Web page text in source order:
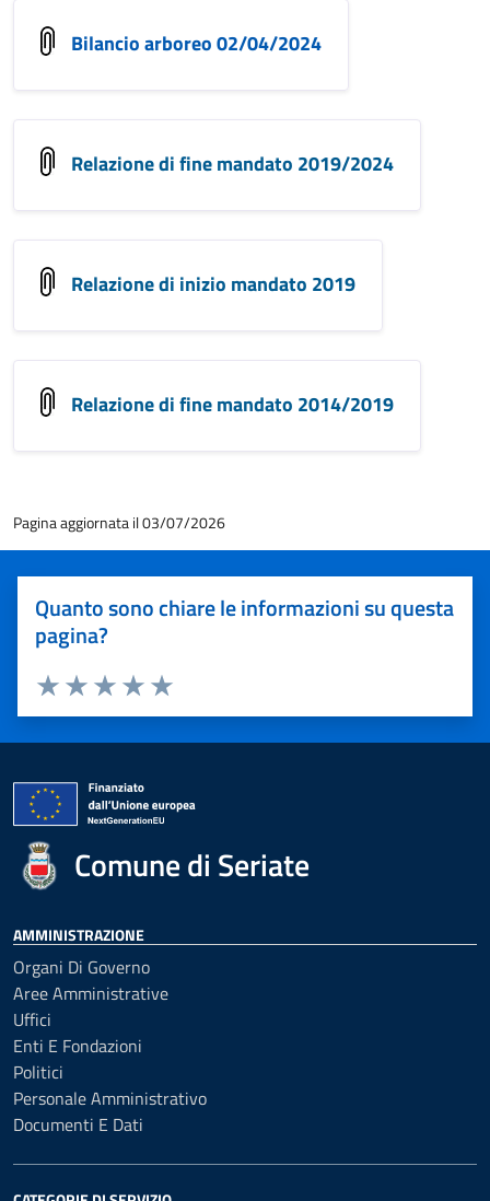
Bilancio arboreo 02/04/2024
Relazione di fine mandato 2019/2024
Relazione di inizio mandato 2019
Relazione di fine mandato 2014/2019
Pagina aggiornata il 03/07/2026
Quanto sono chiare le informazioni su questa
pagina?
Valuta 5 stelle su 5
Valuta 4 stelle su 5
Valuta 3 stelle su 5
Valuta 2 stelle su 5
Valuta 1 stelle su 5
Comune di Seriate
AMMINISTRAZIONE
Organi Di Governo
Aree Amministrative
Uffici
Enti E Fondazioni
Politici
Personale Amministrativo
Documenti E Dati